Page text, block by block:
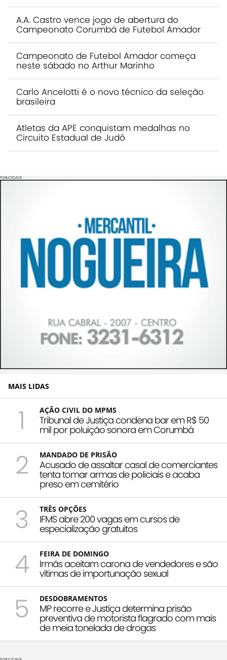
A.A. Castro vence jogo de abertura do
Campeonato Corumbá de Futebol Amador
Campeonato de Futebol Amador começa
neste sábado no Arthur Marinho
Carlo Ancelotti é o novo técnico da seleção
brasileira
Atletas da APE conquistam medalhas no
Circuito Estadual de Judô
PUBLICIDADE
MAIS LIDAS
1 AÇÃO CIVIL DO MPMS
Tribunal de Justiça condena bar em R$ 50
mil por poluição sonora em Corumbá
2 MANDADO DE PRISÃO
Acusado de assaltar casal de comerciantes
tenta tomar armas de policiais e acaba
preso em cemitério
3 TRÊS OPÇÕES
IFMS abre 200 vagas em cursos de
especialização gratuitos
4 FEIRA DE DOMINGO
Irmãs aceitam carona de vendedores e são
vítimas de importunação sexual
5 DESDOBRAMENTOS
MP recorre e Justiça determina prisão
preventiva de motorista flagrado com mais
de meia tonelada de drogas